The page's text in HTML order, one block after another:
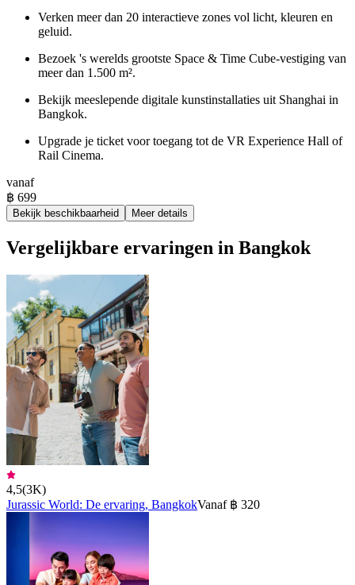
Verken meer dan 20 interactieve zones vol licht, kleuren en
geluid.
Bezoek 's werelds grootste Space & Time Cube-vestiging van
meer dan 1.500 m².
Bekijk meeslepende digitale kunstinstallaties uit Shanghai in
Bangkok.
Upgrade je ticket voor toegang tot de VR Experience Hall of
Rail Cinema.
vanaf
฿ 699
Bekijk beschikbaarheid Meer details
Vergelijkbare ervaringen in Bangkok
4,5(3K)
Jurassic World: De ervaring, BangkokVanaf ฿ 320